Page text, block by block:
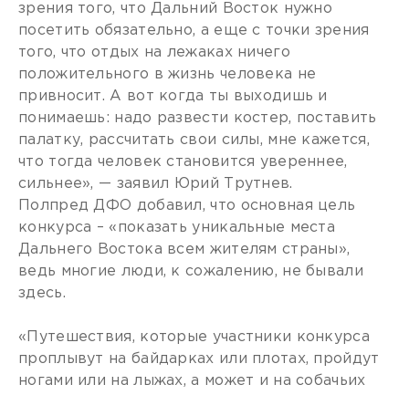
зрения того, что Дальний Восток нужно
посетить обязательно, а еще с точки зрения
того, что отдых на лежаках ничего
положительного в жизнь человека не
привносит. А вот когда ты выходишь и
понимаешь: надо развести костер, поставить
палатку, рассчитать свои силы, мне кажется,
что тогда человек становится увереннее,
сильнее», — заявил Юрий Трутнев.
Полпред ДФО добавил, что основная цель
конкурса – «показать уникальные места
Дальнего Востока всем жителям страны»,
ведь многие люди, к сожалению, не бывали
здесь.
«Путешествия, которые участники конкурса
проплывут на байдарках или плотах, пройдут
ногами или на лыжах, а может и на собачьих